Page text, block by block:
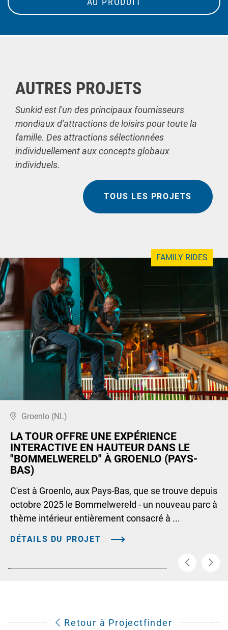
AUTRES PROJETS
Sunkid est l'un des principaux fournisseurs
mondiaux d'attractions de loisirs pour toute la
famille. Des attractions sélectionnées
individuellement aux concepts globaux
individuels.
TOUS LES PROJETS
FAMILY RIDES
Groenlo (NL)
LA TOUR OFFRE UNE EXPÉRIENCE
INTERACTIVE EN HAUTEUR DANS LE
"BOMMELWERELD" À GROENLO (PAYS-
BAS)
C'est à Groenlo, aux Pays-Bas, que se trouve depuis
octobre 2025 le Bommelwereld - un nouveau parc à
thème intérieur entièrement consacré à ...
DÉTAILS DU PROJET
Retour à Projectfinder